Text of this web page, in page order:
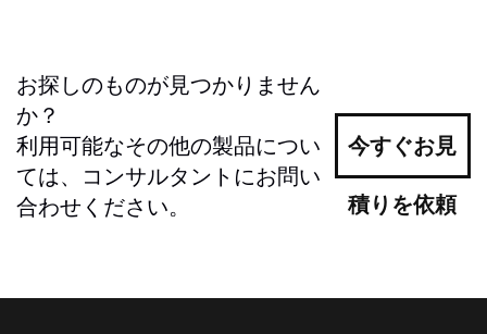
お探しのものが見つかりません
か？
利用可能なその他の製品につい
ては、コンサルタントにお問い
合わせください。
今すぐお見
積りを依頼